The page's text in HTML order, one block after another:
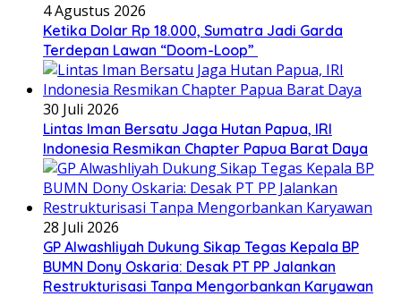
4 Agustus 2026
Ketika Dolar Rp 18.000, Sumatra Jadi Garda
Terdepan Lawan “Doom-Loop”
30 Juli 2026
Lintas Iman Bersatu Jaga Hutan Papua, IRI
Indonesia Resmikan Chapter Papua Barat Daya
28 Juli 2026
GP Alwashliyah Dukung Sikap Tegas Kepala BP
BUMN Dony Oskaria: Desak PT PP Jalankan
Restrukturisasi Tanpa Mengorbankan Karyawan